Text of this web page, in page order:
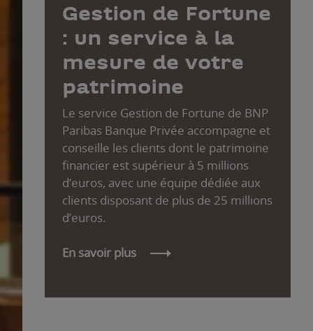
Gestion de Fortune
: un service à la
mesure de votre
patrimoine
Le service Gestion de Fortune de BNP
Paribas Banque Privée accompagne et
conseille les clients dont le patrimoine
financier est supérieur à 5 millions
d’euros, avec une équipe dédiée aux
clients disposant de plus de 25 millions
d’euros.
En savoir plus